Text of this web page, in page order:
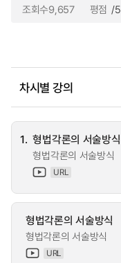
조회수9,657 평점 /5
차시별 강의
1. 형법각론의 서술방식
형법각론의 서술방식
URL
형법각론의 서술방식
형법각론의 서술방식
URL